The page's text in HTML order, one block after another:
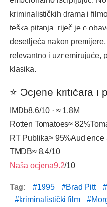
kriminalističkih drama i
teška pitanja, riječ je o
desetljeća nakon premijere,
relevantno i uznemirujuće,
klasika.
⭐ Ocjene kritičara i
IMDb8.6/10 · ≈ 1.8M
Rotten Tomatoes≈ 82%
RT Publika≈ 95%Audience
TMDB≈ 8.4/10
Naša ocjena9.2/10
Tag: 1995 Brad Pitt
kriminalistički film